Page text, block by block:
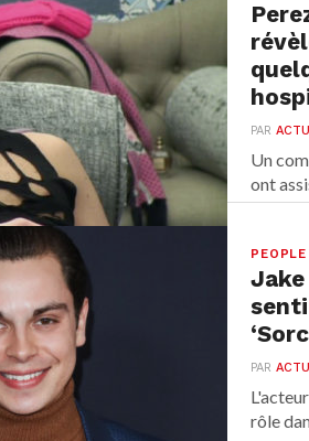
PAR
Un
ont
avant...
PEOPLE
Jake
PAR
rôle